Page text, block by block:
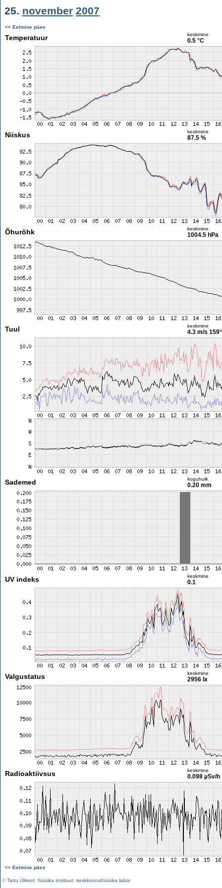
25. november 2007
<< Eelmine päev
Temperatuur keskmine
0.5 °C
Niiskus keskmine
87.5 %
Õhurõhk keskmine
1004.5 hPa
Tuul keskmine
4.3 m/s 159°
Sademed koguhulk
0.20 mm
UV indeks keskmine
0.1
Valgustatus keskmine
2956 lx
Radioaktiivsus keskmine
0.098 µSv/h
<< Eelmine päev
©Tartu Ülikool füüsika instituut keskkonnafüüsika labor